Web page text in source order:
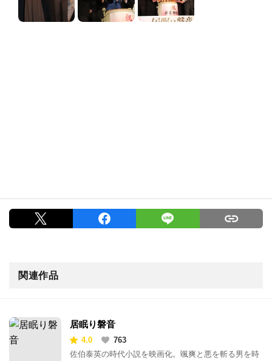
関連作品
居眠り磐音
4.0
763
佐伯泰英の時代小説を映画化。颯爽と悪を斬る男を時